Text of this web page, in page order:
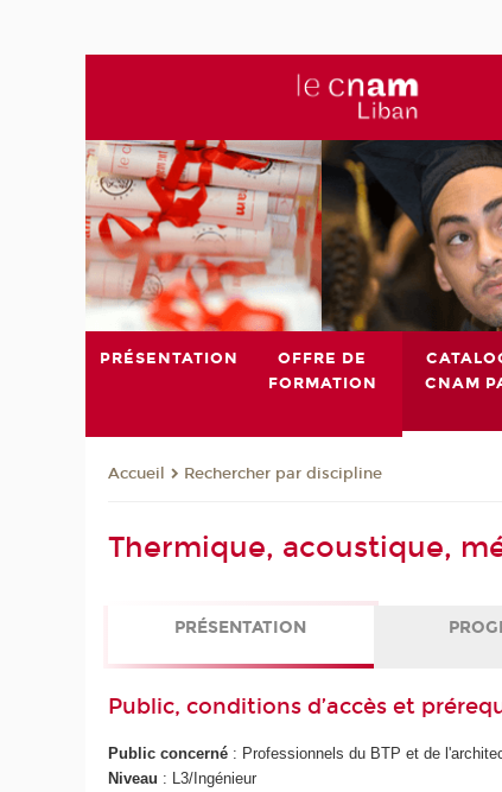
PRÉSENTATION
OFFRE DE
FORMATION
CNAM
Accueil Rechercher par discipline
Thermique, acoustique,
PRÉSENTATION
Public, conditions d’accès et
Public concerné : Professionnels du BTP et de
Niveau : L3/Ingénieur